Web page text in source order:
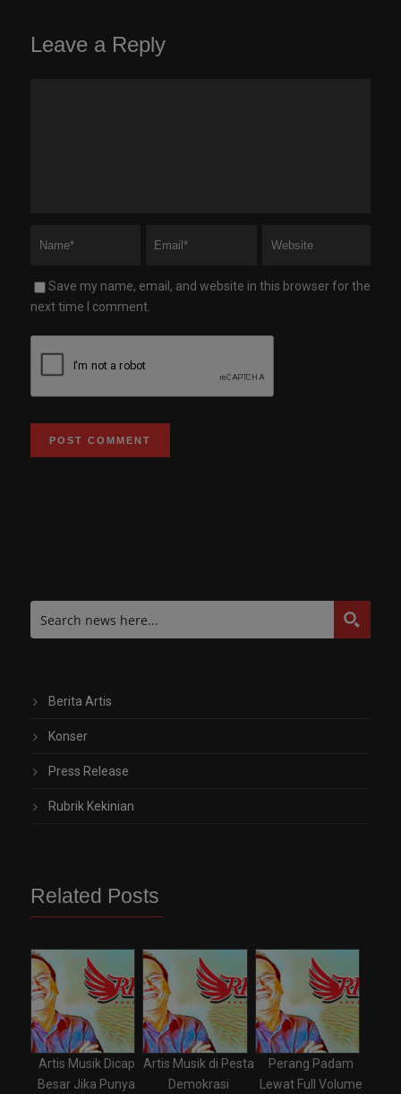
Leave a Reply
Save my name, email, and website in this browser for the
next time I comment.
Berita Artis
Konser
Press Release
Rubrik Kekinian
Related Posts
Artis Musik Dicap
Besar Jika Punya
Artis Musik di Pesta
Demokrasi
Perang Padam
Lewat Full Volume